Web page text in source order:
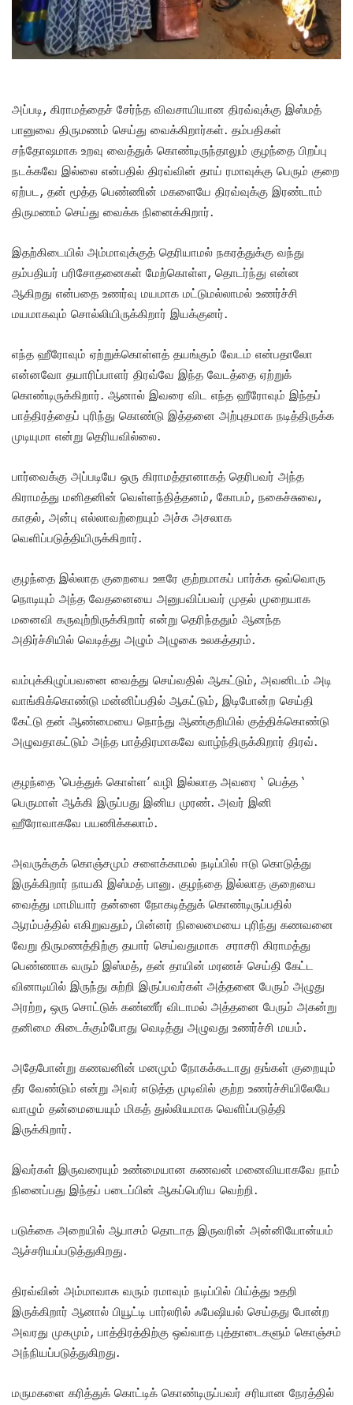
அப்படி, கிராமத்தைச் சேர்ந்த விவசாயியான திரவ்வுக்கு இஸ்மத்
பானுவை திருமணம் செய்து வைக்கிறார்கள். தம்பதிகள்
சந்தோஷமாக உறவு வைத்துக் கொண்டிருந்தாலும் குழந்தை பிறப்பு
நடக்கவே இல்லை என்பதில் திரவ்வின் தாய் ரமாவுக்கு பெரும் குறை
ஏற்பட, தன் மூத்த பெண்ணின் மகளையே திரவ்வுக்கு இரண்டாம்
திருமணம் செய்து வைக்க நினைக்கிறார்.
இதற்கிடையில் அம்மாவுக்குத் தெரியாமல் நகரத்துக்கு வந்து
தம்பதியர் பரிசோதனைகள் மேற்கொள்ள, தொடர்ந்து என்ன
ஆகிறது என்பதை உணர்வு மயமாக மட்டுமல்லாமல் உணர்ச்சி
மயமாகவும் சொல்லியிருக்கிறார் இயக்குனர்.
எந்த ஹீரோவும் ஏற்றுக்கொள்ளத் தயங்கும் வேடம் என்பதாலோ
என்னவோ தயாரிப்பாளர் திரவ்வே இந்த வேடத்தை ஏற்றுக்
கொண்டிருக்கிறார். ஆனால் இவரை விட எந்த ஹீரோவும் இந்தப்
பாத்திரத்தைப் புரிந்து கொண்டு இத்தனை அற்புதமாக நடித்திருக்க
முடியுமா என்று தெரியவில்லை.
பார்வைக்கு அப்படியே ஒரு கிராமத்தானாகத் தெரிபவர் அந்த
கிராமத்து மனிதனின் வெள்ளந்தித்தனம், கோபம், நகைச்சுவை,
காதல், அன்பு எல்லாவற்றையும் அச்சு அசலாக
வெளிப்படுத்தியிருக்கிறார்.
குழந்தை இல்லாத குறையை ஊரே குற்றமாகப் பார்க்க ஒவ்வொரு
நொடியும் அந்த வேதனையை அனுபவிப்பவர் முதல் முறையாக
மனைவி கருவுற்றிருக்கிறார் என்று தெரிந்ததும் ஆனந்த
அதிர்ச்சியில் வெடித்து அழும் அழுகை உலகத்தரம்.
வம்புக்கிழுப்பவனை வைத்து செய்வதில் ஆகட்டும், அவனிடம் அடி
வாங்கிக்கொண்டு மன்னிப்பதில் ஆகட்டும், இடிபோன்ற செய்தி
கேட்டு தன் ஆண்மையை நொந்து ஆண்குறியில் குத்திக்கொண்டு
அழுவதாகட்டும் அந்த பாத்திரமாகவே வாழ்ந்திருக்கிறார் திரவ்.
குழந்தை ‘பெத்துக் கொள்ள’ வழி இல்லாத அவரை ‘ பெத்த ‘
பெருமாள் ஆக்கி இருப்பது இனிய முரண். அவர் இனி
ஹீரோவாகவே பயணிக்கலாம்.
அவருக்குக் கொஞ்சமும் சளைக்காமல் நடிப்பில் ஈடு கொடுத்து
இருக்கிறார் நாயகி இஸ்மத் பானு. குழந்தை இல்லாத குறையை
வைத்து மாமியார் தன்னை நோகடித்துக் கொண்டிருப்பதில்
ஆரம்பத்தில் எகிறுவதும், பின்னர் நிலைமையை புரிந்து கணவனை
வேறு திருமணத்திற்கு தயார் செய்வதுமாக சராசரி கிராமத்து
பெண்ணாக வரும் இஸ்மத், தன் தாயின் மரணச் செய்தி கேட்ட
வினாடியில் இருந்து சுற்றி இருப்பவர்கள் அத்தனை பேரும் அழுது
அரற்ற, ஒரு சொட்டுக் கண்ணீர் விடாமல் அத்தனை பேரும் அகன்று
தனிமை கிடைக்கும்போது வெடித்து அழுவது உணர்ச்சி மயம்.
அதேபோன்று கணவனின் மனமும் நோகக்கூடாது தங்கள் குறையும்
தீர வேண்டும் என்று அவர் எடுத்த முடிவில் குற்ற உணர்ச்சியிலேயே
வாழும் தன்மையையும் மிகத் துல்லியமாக வெளிப்படுத்தி
இருக்கிறார்.
இவர்கள் இருவரையும் உண்மையான கணவன் மனைவியாகவே நாம்
நினைப்பது இந்தப் படைப்பின் ஆகப்பெரிய வெற்றி.
படுக்கை அறையில் ஆபாசம் தொடாத இருவரின் அன்னியோன்யம்
ஆச்சரியப்படுத்துகிறது.
திரவ்வின் அம்மாவாக வரும் ரமாவும் நடிப்பில் பிய்த்து உதறி
இருக்கிறார் ஆனால் பியூட்டி பார்லரில் ஃபேஷியல் செய்தது போன்ற
அவரது முகமும், பாத்திரத்திற்கு ஒவ்வாத புத்தாடைகளும் கொஞ்சம்
அந்நியப்படுத்துகிறது.
மருமகளை கரித்துக் கொட்டிக் கொண்டிருப்பவர் சரியான நேரத்தில்